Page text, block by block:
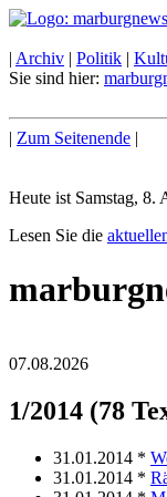
| Archiv | Politik |
Sie sind hier:
| Zum Seitenende |
Heute ist Samstag, 8.
Lesen Sie die
07.08.2026
1/2014 (78
31.01.2014 *
31.01.2014 *